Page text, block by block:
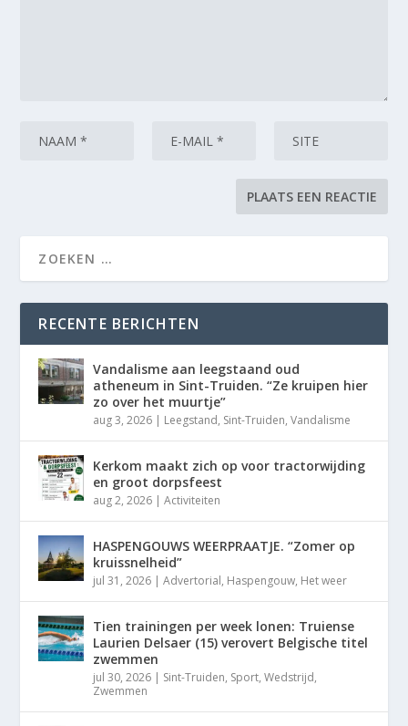
RECENTE BERICHTEN
Vandalisme aan leegstaand oud
atheneum in Sint-Truiden. “Ze kruipen hier
zo over het muurtje”
aug 3, 2026 | Leegstand, Sint-Truiden,Vandalisme
Kerkom maakt zich op voor tractorwijding
en groot dorpsfeest
aug 2, 2026 |Activiteiten
HASPENGOUWS WEERPRAATJE. “Zomer op
kruissnelheid”
jul 31, 2026 |Advertorial, Haspengouw, Het weer
Tien trainingen per week lonen: Truiense
Laurien Delsaer (15) verovert Belgische titel
zwemmen
jul 30, 2026 | Sint-Truiden, Sport,Wedstrijd,
Zwemmen